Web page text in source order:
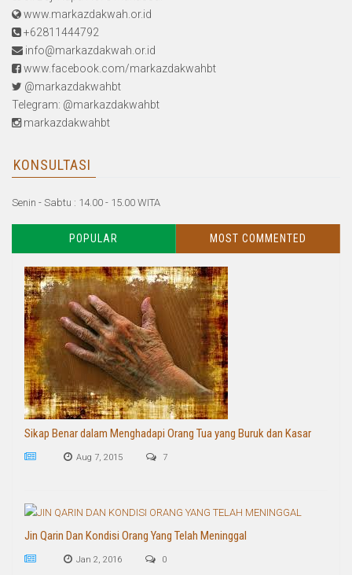
www.markazdakwah.or.id
+62811444792
info@markazdakwah.or.id
www.facebook.com/markazdakwahbt
@markazdakwahbt
Telegram: @markazdakwahbt
markazdakwahbt
KONSULTASI
Senin - Sabtu : 14.00 - 15.00 WITA
POPULAR MOST COMMENTED
Sikap Benar dalam Menghadapi Orang Tua yang Buruk dan Kasar
Aug 7, 2015 7
Jin Qarin Dan Kondisi Orang Yang Telah Meninggal
Jan 2, 2016 0